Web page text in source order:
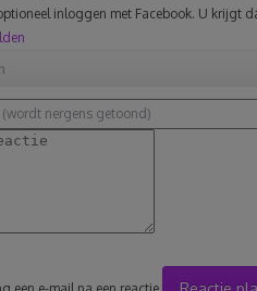
inloggen met Facebook. U krijgt